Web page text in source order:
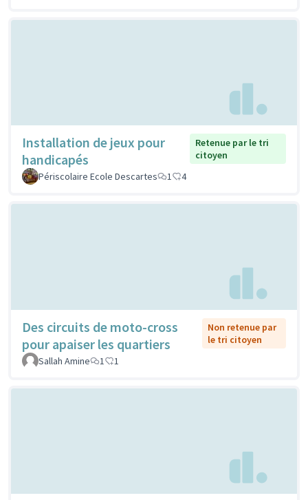
Installation de jeux pour
handicapés
Retenue par le tri
citoyen
Périscolaire Ecole Descartes
1 4
Des circuits de moto-cross
pour apaiser les quartiers
Non retenue par
le tri citoyen
Sallah Amine
1 1